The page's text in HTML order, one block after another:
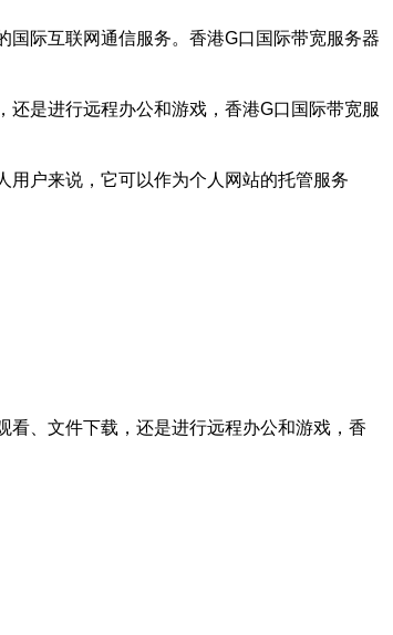
际互联网通信服务。香港G口国际带宽服务器
是进行远程办公和游戏，香港G口国际带宽服
用户来说，它可以作为个人网站的托管服务
、文件下载，还是进行远程办公和游戏，香